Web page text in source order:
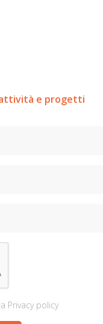
e progetti
Privacy policy